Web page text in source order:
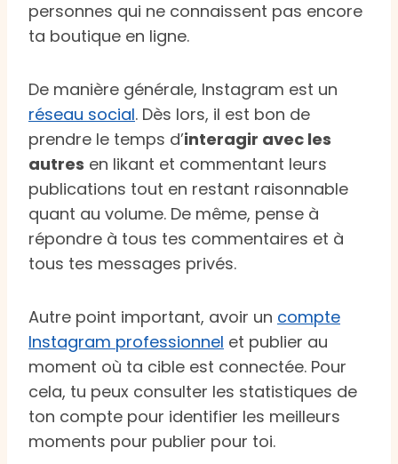
personnes qui ne connaissent pas encore
ta boutique en ligne.
De manière générale, Instagram est un
réseau social. Dès lors, il est bon de
prendre le temps d’interagir avec les
autres en likant et commentant leurs
publications tout en restant raisonnable
quant au volume. De même, pense à
répondre à tous tes commentaires et à
tous tes messages privés.
Autre point important, avoir un compte
Instagram professionnel et publier au
moment où ta cible est connectée. Pour
cela, tu peux consulter les statistiques de
ton compte pour identifier les meilleurs
moments pour publier pour toi.